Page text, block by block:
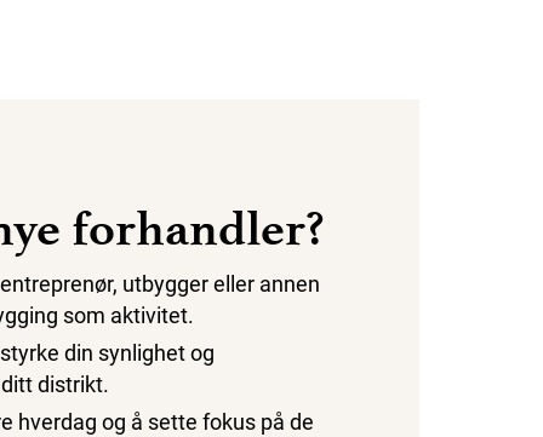
forhandler?
utbygger eller annen
som aktivitet.
din synlighet og
distrikt.
hverdag og å sette fokus på de